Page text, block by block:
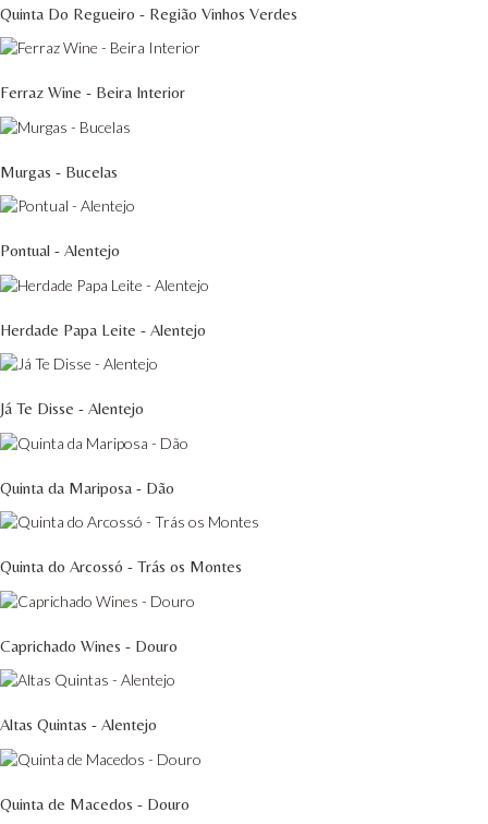
Quinta Do Regueiro - Região Vinhos Verdes
Ferraz Wine - Beira Interior
Murgas - Bucelas
Pontual - Alentejo
Herdade Papa Leite - Alentejo
Já Te Disse - Alentejo
Quinta da Mariposa - Dão
Quinta do Arcossó - Trás os Montes
Caprichado Wines - Douro
Altas Quintas - Alentejo
Quinta de Macedos - Douro